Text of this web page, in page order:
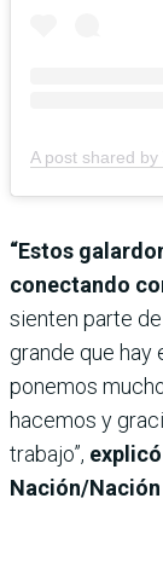
“Estos
conectando
sienten parte
grande que hay
ponemos
hacemos y
trabajo”,
Nación/